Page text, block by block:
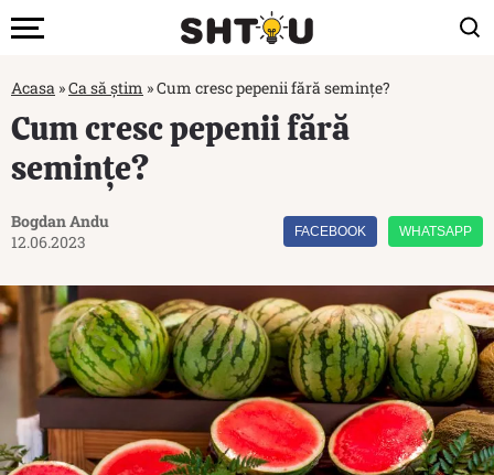
Acasa »Ca să știm »Cum cresc pepenii fără semințe?
Cum cresc pepenii fără
semințe?
Bogdan Andu
12.06.2023
FACEBOOK WHATSAPP